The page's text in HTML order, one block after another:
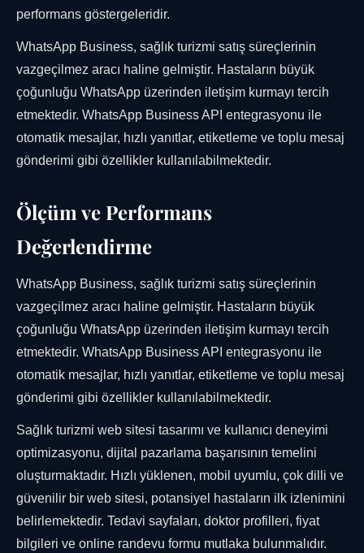
performans göstergeleridir.
WhatsApp Business, sağlık turizmi satış süreçlerinin
vazgeçilmez aracı haline gelmiştir. Hastaların büyük
çoğunluğu WhatsApp üzerinden iletişim kurmayı tercih
etmektedir. WhatsApp Business API entegrasyonu ile
otomatik mesajlar, hızlı yanıtlar, etiketleme ve toplu mesaj
gönderimi gibi özellikler kullanılabilmektedir.
Ölçüm ve Performans
Değerlendirme
WhatsApp Business, sağlık turizmi satış süreçlerinin
vazgeçilmez aracı haline gelmiştir. Hastaların büyük
çoğunluğu WhatsApp üzerinden iletişim kurmayı tercih
etmektedir. WhatsApp Business API entegrasyonu ile
otomatik mesajlar, hızlı yanıtlar, etiketleme ve toplu mesaj
gönderimi gibi özellikler kullanılabilmektedir.
Sağlık turizmi web sitesi tasarımı ve kullanıcı deneyimi
optimizasyonu, dijital pazarlama başarısının temelini
oluşturmaktadır. Hızlı yüklenen, mobil uyumlu, çok dilli ve
güvenilir bir web sitesi, potansiyel hastaların ilk izlenimini
belirlemektedir. Tedavi sayfaları, doktor profilleri, fiyat
bilgileri ve online randevu formu mutlaka bulunmalıdır.